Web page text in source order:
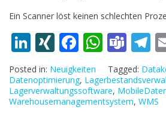
Ein Scanner löst keinen schlechten
Li
n
k
e
XI
N
G
F
ac
e
b
W
h
at
s
T
e
a
m
T
el
e
Posted in: Neuigkeiten Tagged:
Datenoptimierung,
Lagerverwaltungssoftware,
Warehousemanagementsystem, WMS